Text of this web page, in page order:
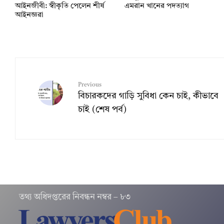
আইনজীবী: স্বীকৃতি পেলেন শীর্ষ
আইনজ্ঞরা
এমরান খানের পদত্যাগ
Previous
বিচারকদের গাড়ি সুবিধা কেন চাই, কীভাবে
চাই (শেষ পর্ব)
তথ‌্য অ‌ধিদপ্ত‌রের নিবন্ধন নম্বর – ৮৩